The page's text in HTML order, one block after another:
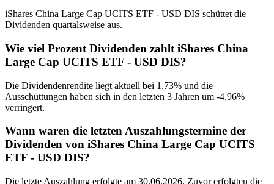
iShares China Large Cap UCITS ETF - USD DIS schüttet die
Dividenden quartalsweise aus.
Wie viel Prozent Dividenden zahlt iShares China
Large Cap UCITS ETF - USD DIS?
Die Dividendenrendite liegt aktuell bei 1,73% und die
Ausschüttungen haben sich in den letzten 3 Jahren um -4,96%
verringert.
Wann waren die letzten Auszahlungstermine der
Dividenden von iShares China Large Cap UCITS
ETF - USD DIS?
Die letzte Auszahlung erfolgte am 30.06.2026. Zuvor erfolgten die